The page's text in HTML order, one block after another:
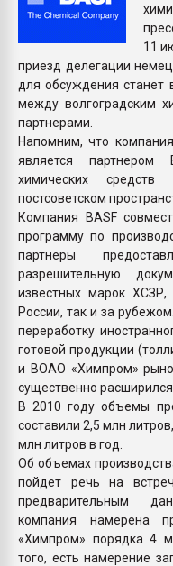
11
приезд делегации
для обсуждения станет
между волгоградским
партнерами.
Напомним, что
является
химических
постсоветском
Компания BASF
программу по
партнеры
разрешительную
известных марок
России, так и за
переработку
готовой продукции
и ВОАО «Химпром»
существенно расширился.
В 2010 году объемы
составили 2,5 млн
млн литров в год.
Об объемах
пойдет речь на
предварительным
компания намерена
«Химпром» порядка 4
того, есть намерение